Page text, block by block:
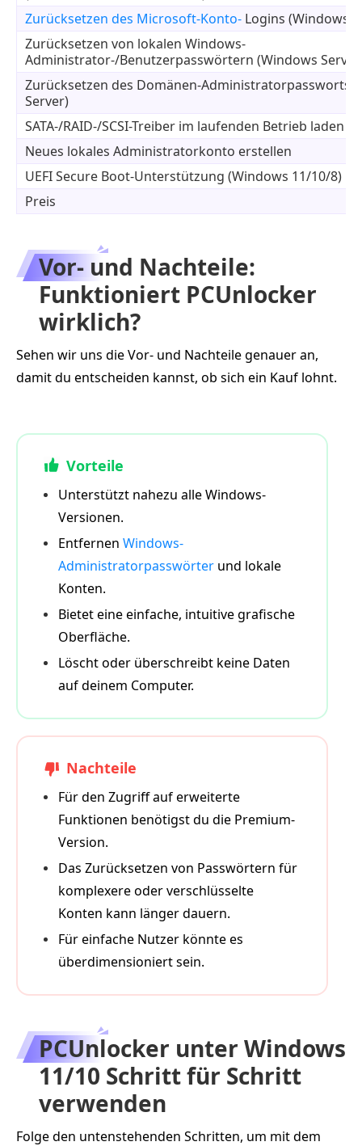
Zurücksetzen des Microsoft-Konto- Logins (Windows
Zurücksetzen von lokalen Windows-
Administrator-/Benutzerpasswörtern (Windows
Zurücksetzen des Domänen-Administratorpassworts
Server)
SATA-/RAID-/SCSI-Treiber im laufenden Betrieb laden
Neues lokales Administratorkonto erstellen
UEFI Secure Boot-Unterstützung (Windows 11/10/8)
Preis
Vor- und Nachteile:
Funktioniert PCUnlocker
wirklich?
Sehen wir uns die Vor- und Nachteile genauer an,
damit du entscheiden kannst, ob sich ein Kauf lohnt.
Vorteile
Unterstützt nahezu alle Windows-
Versionen.
Entfernen Windows-
Administratorpasswörter und lokale
Konten.
Bietet eine einfache, intuitive grafische
Oberfläche.
Löscht oder überschreibt keine Daten
auf deinem Computer.
Nachteile
Für den Zugriff auf erweiterte
Funktionen benötigst du die Premium-
Version.
Das Zurücksetzen von Passwörtern für
komplexere oder verschlüsselte
Konten kann länger dauern.
Für einfache Nutzer könnte es
überdimensioniert sein.
PCUnlocker unter Windows
11/10 Schritt für Schritt
verwenden
Folge den untenstehenden Schritten, um mit dem